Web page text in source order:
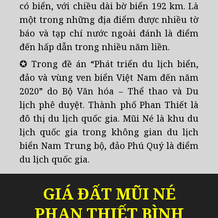
có biển, với chiều dài bờ biển 192 km. Là
một trong những địa điểm được nhiều tờ
báo và tạp chí nước ngoài đánh là điểm
đến hấp dẫn trong nhiều năm liền.
✪ Trong đề án “Phát triển du lịch biển,
đảo và vùng ven biển Việt Nam đến năm
2020” do Bộ Văn hóa – Thể thao và Du
lịch phê duyệt. Thành phố Phan Thiết là
đô thị du lịch quốc gia. Mũi Né là khu du
lịch quốc gia trong không gian du lịch
biển Nam Trung bộ, đảo Phú Quý là điểm
du lịch quốc gia.
GIÁ ĐẤT MŨI NÉ
PHAN THIẾT BÌNH